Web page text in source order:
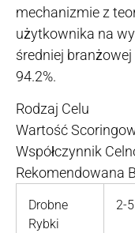
mechanizmie z
użytkownika na
średniej
94.2%.
Rodzaj Celu
Wartość
Współczynnik
Rekomendowana
Drobne
Rybki
2-